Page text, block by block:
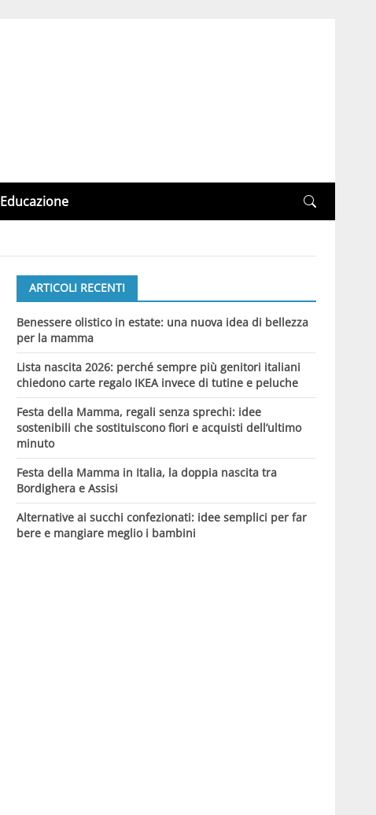
Educazione
ARTICOLI RECENTI
Benessere olistico in estate: una nuova idea di bellezza
per la mamma
Lista nascita 2026: perché sempre più genitori italiani
chiedono carte regalo IKEA invece di tutine e peluche
Festa della Mamma, regali senza sprechi: idee
sostenibili che sostituiscono fiori e acquisti dell’ultimo
minuto
Festa della Mamma in Italia, la doppia nascita tra
Bordighera e Assisi
Alternative ai succhi confezionati: idee semplici per far
bere e mangiare meglio i bambini